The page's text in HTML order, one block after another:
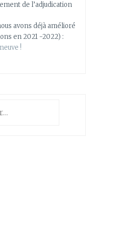
de l’adjudication
avons déjà amélioré
en 2021 -2022) :
!